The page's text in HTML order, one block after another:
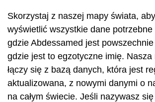
Skorzystaj z naszej mapy świata,
wyświetlić wszystkie dane potrzebne
gdzie Abdessamed jest
gdzie jest to egzotyczne imię. Nasza
łączy się z bazą danych, która jest
aktualizowana, z nowymi danymi o
na całym świecie. Jeśli nazywasz